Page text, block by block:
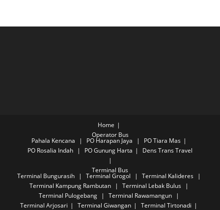
Home
Operator Bus
Pahala Kencana PO Harapan Jaya
PO Tiara Mas
PO Rosalia Indah
PO Gunung Harta Dens Trans Travel
Terminal Bus
Terminal Bungurasih Terminal Grogol
Terminal Kalideres
Terminal Kampung Rambutan
Terminal Lebak Bulus
Terminal Pulogebang
Terminal Rawamangun
Terminal Arjosari
Terminal Giwangan
Terminal Tirtonadi